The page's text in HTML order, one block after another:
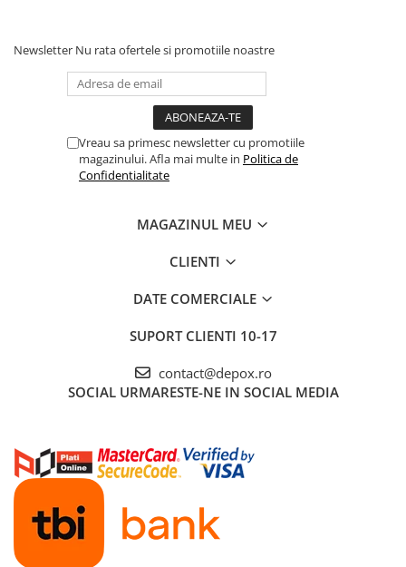
Newsletter Nu rata ofertele si promotiile noastre
Vreau sa primesc newsletter cu promotiile
magazinului. Afla mai multe in Politica de
Confidentialitate
MAGAZINUL MEU
CLIENTI
DATE COMERCIALE
SUPORT CLIENTI 10-17
contact@depox.ro
SOCIAL URMARESTE-NE IN SOCIAL MEDIA